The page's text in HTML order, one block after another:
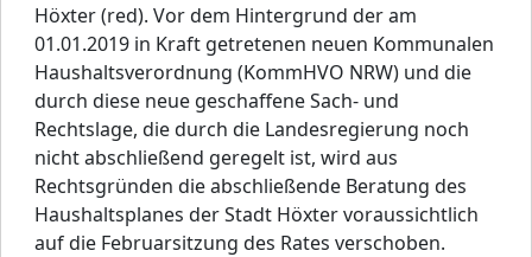
Höxter (red). Vor dem Hintergrund der am
01.01.2019 in Kraft getretenen neuen Kommunalen
Haushaltsverordnung (KommHVO NRW) und die
durch diese neue geschaffene Sach- und
Rechtslage, die durch die Landesregierung noch
nicht abschließend geregelt ist, wird aus
Rechtsgründen die abschließende Beratung des
Haushaltsplanes der Stadt Höxter voraussichtlich
auf die Februarsitzung des Rates verschoben.